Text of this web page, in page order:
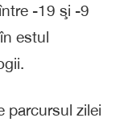
-19 şi -9
estul
parcursul zilei